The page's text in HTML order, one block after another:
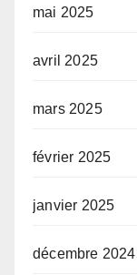
mai 2025
avril 2025
mars 2025
février 2025
janvier 2025
décembre 2024